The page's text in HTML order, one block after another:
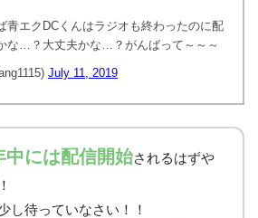
青エクDCくんはラジオも終わったのに配
な…？大丈夫かな…？がんばって～～～
July 11, 2019
中には配信開始されるはずや
し待っていなさい！！